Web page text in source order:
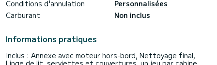
Conditions d'annulation
Personnalisées
Carburant
Non inclus
Informations pratiques
Inclus : Annexe avec moteur hors-bord, Nettoyage final,